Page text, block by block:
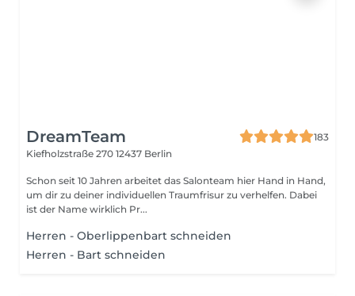
DreamTeam
183
Kiefholzstraße 270 12437 Berlin
Schon seit 10 Jahren arbeitet das Salonteam hier Hand in Hand,
um dir zu deiner individuellen Traumfrisur zu verhelfen. Dabei
ist der Name wirklich Pr...
Herren - Oberlippenbart schneiden
Herren - Bart schneiden